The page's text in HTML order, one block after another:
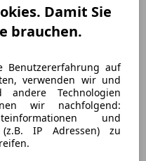
Damit Sie
brauchen.
Benutzererfahrung auf
verwenden wir und
andere Technologien
wir nachfolgend:
und
(z.B. IP Adressen) zu